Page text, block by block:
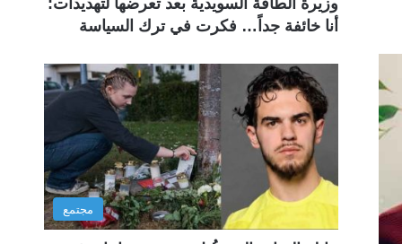
وزيرة الطاقة السويدية بعد تعرضها لتهديدات:
أنا خائفة جداً… فكرت في ترك السياسة
مجتمع